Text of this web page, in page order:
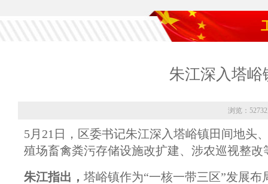
朱江深入塔
浏览：
5月21日，区委书记朱江深入塔峪镇田间地头
殖场畜禽粪污存储设施改扩建、涉农巡视整
朱江指出， 塔峪镇作为“一核一带三区”发展